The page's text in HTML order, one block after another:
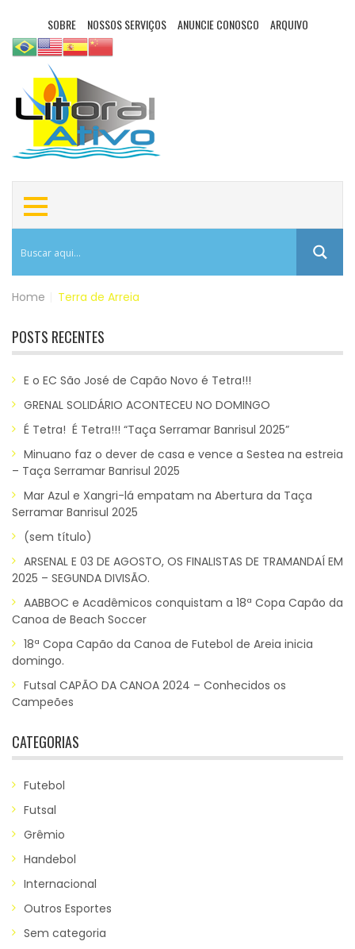
SOBRE NOSSOS SERVIÇOS ANUNCIE CONOSCO ARQUIVO
Home Terra de Arreia
POSTS RECENTES
E o EC São José de Capão Novo é Tetra!!!
GRENAL SOLIDÁRIO ACONTECEU NO DOMINGO
É Tetra! É Tetra!!! “Taça Serramar Banrisul 2025”
Minuano faz o dever de casa e vence a Sestea na estreia
– Taça Serramar Banrisul 2025
Mar Azul e Xangri-lá empatam na Abertura da Taça
Serramar Banrisul 2025
(sem título)
ARSENAL E 03 DE AGOSTO, OS FINALISTAS DE TRAMANDAÍ EM
2025 – SEGUNDA DIVISÃO.
AABBOC e Acadêmicos conquistam a 18ª Copa Capão da
Canoa de Beach Soccer
18ª Copa Capão da Canoa de Futebol de Areia inicia
domingo.
Futsal CAPÃO DA CANOA 2024 – Conhecidos os
Campeões
CATEGORIAS
Futebol
Futsal
Grêmio
Handebol
Internacional
Outros Esportes
Sem categoria